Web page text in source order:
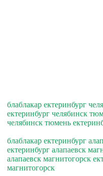
блаблакар ектеринбург
ектеринбург челябинск
челябинск тюмень
блаблакар ектеринбург
ектеринбург алапаевск
алапаевск магнитогорск
магнитогорск